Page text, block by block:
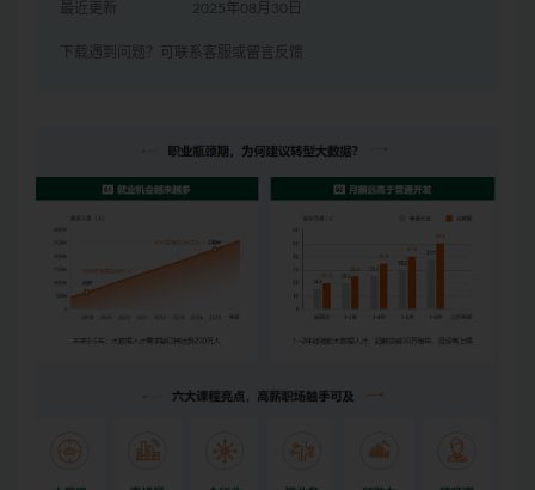
最近更新 2025年08月30日
下载遇到问题？可联系客服或留言反馈